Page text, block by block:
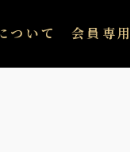
ついて 会員専用